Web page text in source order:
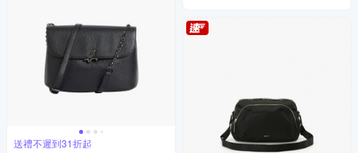
送禮不遲到31折起